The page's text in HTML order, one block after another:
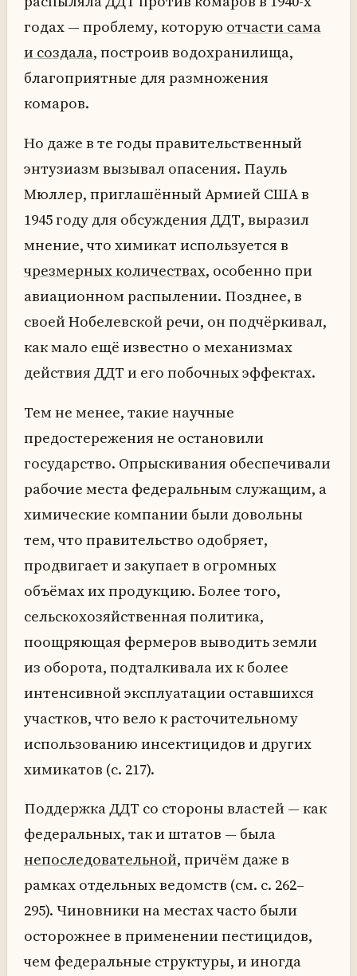
годах — проблему, которую отчасти сама
и создала, построив водохранилища,
благоприятные для размножения
комаров.
Но даже в те годы правительственный
энтузиазм вызывал опасения. Пауль
Мюллер, приглашённый Армией США в
1945 году для обсуждения ДДТ, выразил
мнение, что химикат используется в
чрезмерных количествах, особенно при
авиационном распылении. Позднее, в
своей Нобелевской речи, он подчёркивал,
как мало ещё известно о механизмах
действия ДДТ и его побочных эффектах.
Тем не менее, такие научные
предостережения не остановили
государство. Опрыскивания обеспечивали
рабочие места федеральным служащим, а
химические компании были довольны
тем, что правительство одобряет,
продвигает и закупает в огромных
объёмах их продукцию. Более того,
сельскохозяйственная политика,
поощряющая фермеров выводить земли
из оборота, подталкивала их к более
интенсивной эксплуатации оставшихся
участков, что вело к расточительному
использованию инсектицидов и других
химикатов (с. 217).
Поддержка ДДТ со стороны властей — как
федеральных, так и штатов — была
непоследовательной, причём даже в
рамках отдельных ведомств (см. с. 262–
295). Чиновники на местах часто были
осторожнее в применении пестицидов,
чем федеральные структуры, и иногда